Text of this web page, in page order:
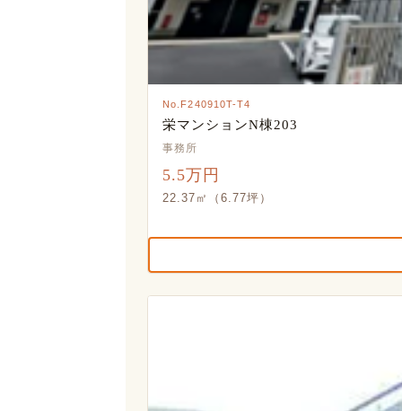
No.F240910T-T4
栄マンションN棟203
事務所
5.5万円
22.37㎡（6.77坪）